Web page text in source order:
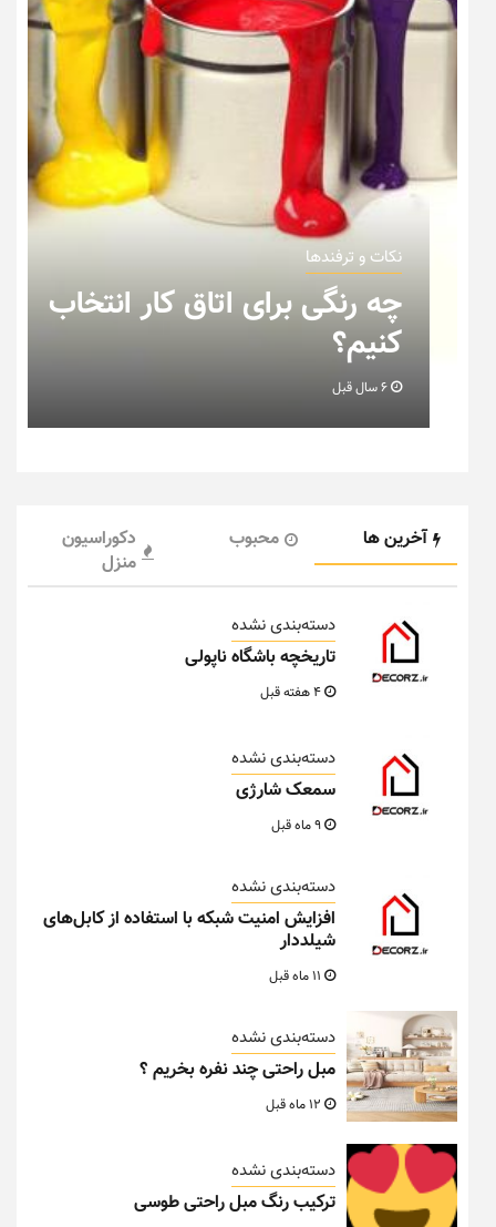
نکات و ترفندها
چه رنگی برای اتاق کار انتخاب
کنیم؟
آخرین ها محبوب
دکوراسیون
منزل
دسته‌بندی نشده
تاریخچه باشگاه ناپولی
دسته‌بندی نشده
سمعک شارژی
دسته‌بندی نشده
افزایش امنیت شبکه با استفاده از کابل‌های
شیلددار
دسته‌بندی نشده
مبل راحتی چند نفره بخریم ؟
دسته‌بندی نشده
ترکیب رنگ مبل راحتی طوسی